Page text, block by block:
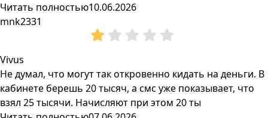
Читать полностью10.06.2026
mnk2331
Vivus
Не думал, что могут так откровенно кидать на деньги. В
кабинете берешь 20 тысяч, а смс уже показывает, что
взял 25 тысячи. Начисляют при этом 20 ты